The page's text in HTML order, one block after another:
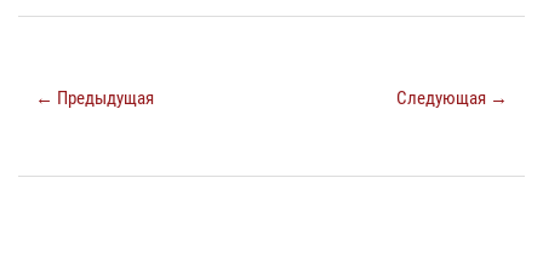
← Предыдущая Следующая →